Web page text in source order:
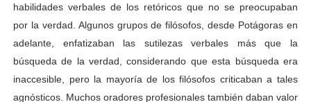
habilidades verbales de los retóricos que no se preocupaban
por la verdad. Algunos grupos de filósofos, desde Potágoras en
adelante, enfatizaban las sutilezas verbales más que la
búsqueda de la verdad, considerando que esta búsqueda era
inaccesible, pero la mayoría de los filósofos criticaban a tales
agnósticos. Muchos oradores profesionales también daban valor